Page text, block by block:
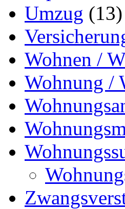
Umzug (13)
Wohnen /
Wohnung /